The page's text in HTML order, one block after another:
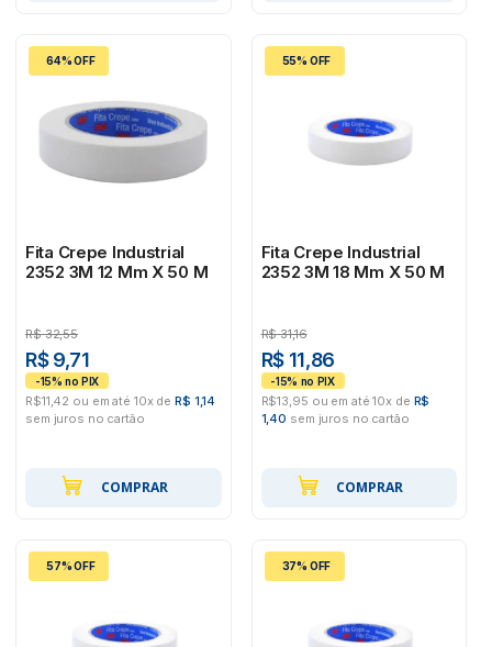
64% OFF
Fita Crepe Industrial
2352 3M 12 Mm X 50 M
R$ 32,55
R$ 9,71
R$11,42 ou em até 10x de R$ 1,14
sem juros no cartão
COMPRAR
55% OFF
Fita Crepe Industrial
2352 3M 18 Mm X 50 M
R$ 31,16
R$ 11,86
R$13,95 ou em até 10x de R$
1,40 sem juros no cartão
COMPRAR
57% OFF 37% OFF